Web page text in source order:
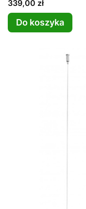
Cena
339,00 zł
Do koszyka